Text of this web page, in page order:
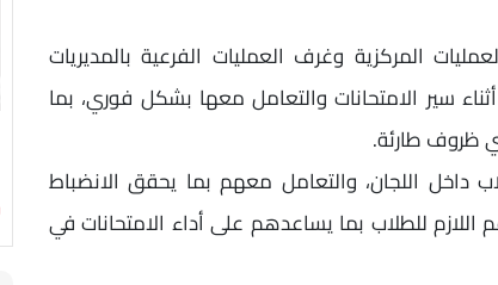
المركزية وغرف العمليات الفرعية بالمديريات
سير الامتحانات والتعامل معها بشكل فوري، بما
ظروف طارئة.
داخل اللجان، والتعامل معهم بما يحقق الانضباط
اللازم للطلاب بما يساعدهم على أداء الامتحانات في